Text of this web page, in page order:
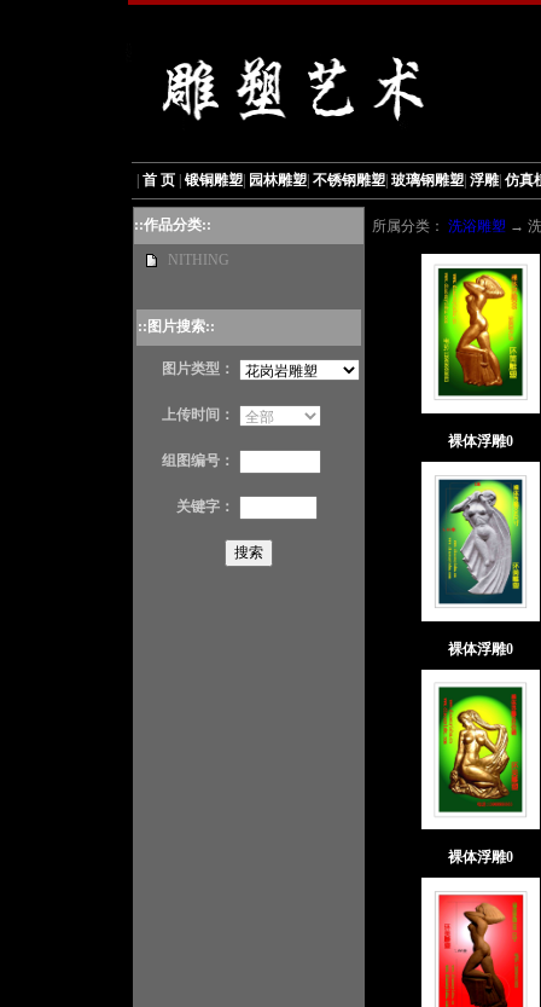
首 页 锻铜雕塑 园林雕塑 不锈钢雕塑 玻璃钢雕塑 浮雕| 仿真
::作品分类::
NITHING
::图片搜索::
图片类型：
上传时间：
组图编号：
关键字：
所属分类： 洗浴雕塑 →
裸体浮雕0
裸体浮雕0
裸体浮雕0